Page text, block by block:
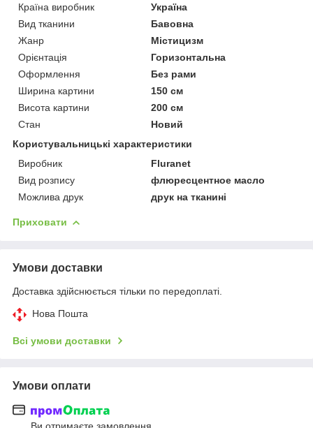
Країна виробник
Україна
Вид тканини
Бавовна
Жанр
Містицизм
Орієнтація
Горизонтальна
Оформлення
Без рами
Ширина картини
150 см
Висота картини
200 см
Стан
Новий
Користувальницькі характеристики
Виробник
Fluranet
Вид розпису
флюресцентное масло
Можлива друк
друк на тканині
Приховати
Умови доставки
Доставка здійснюється тільки по передоплаті.
Нова Пошта
Всі умови доставки
Умови оплати